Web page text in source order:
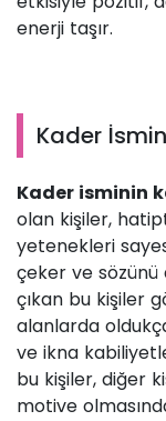
enerji taşır.
Kader
Kader isminin
olan kişiler,
yetenekleri
çeker ve sözünü
çıkan bu kişiler
alanlarda
ve ikna
bu kişiler, diğer
motive